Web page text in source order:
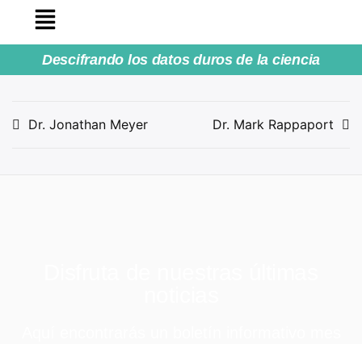
Descifrando los datos duros de la ciencia
Dr. Jonathan Meyer Dr. Mark Rappaport